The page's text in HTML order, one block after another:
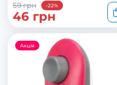
59 грн
-22%
46 грн
Акція